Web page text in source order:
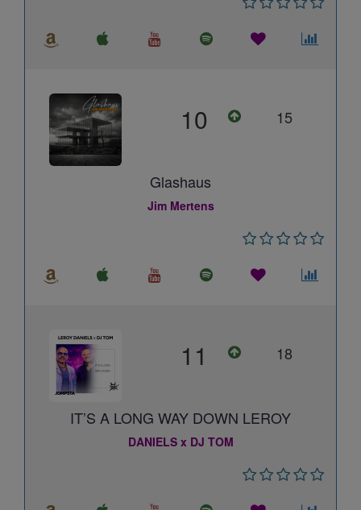
10 15
Glashaus
Jim Mertens
11 18
IT’S A LONG WAY DOWN LEROY
DANIELS x DJ TOM